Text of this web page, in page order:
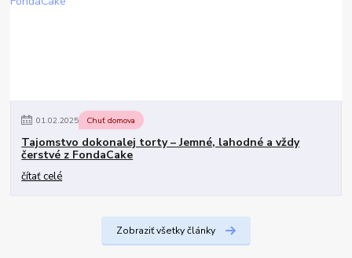
01.02.2025 Chuť domova
Tajomstvo dokonalej torty – Jemné, lahodné a vždy
čerstvé z FondaCake
čítať celé
Zobraziť všetky články